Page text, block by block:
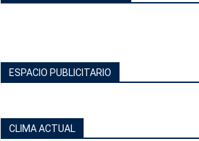
ESPACIO PUBLICITARIO
CLIMA ACTUAL